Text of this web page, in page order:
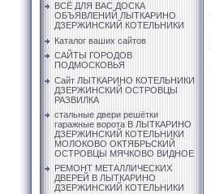
ВСЁ ДЛЯ ВАС ДОСКА
ОБЪЯВЛЕНИЙ ЛЫТКАРИНО
ДЗЕРЖИНСКИЙ КОТЕЛЬНИКИ
Каталог ваших сайтов
САЙТЫ ГОРОДОВ
ПОДМОСКОВЬЯ
Сайт ЛЫТКАРИНО КОТЕЛЬНИКИ
ДЗЕРЖИНСКИЙ ОСТРОВЦЫ
РАЗВИЛКА
стальные двери решётки
гаражные ворота В ЛЫТКАРИНО
ДЗЕРЖИНСКИЙ КОТЕЛЬНИКИ
МОЛОКОВО ОКТЯБРЬСКИЙ
ОСТРОВЦЫ МЯЧКОВО ВИДНОЕ
РЕМОНТ МЕТАЛЛИЧЕСКИХ
ДВЕРЕЙ В ЛЫТКАРИНО
ДЗЕРЖИНСКИЙ КОТЕЛЬНИКИ